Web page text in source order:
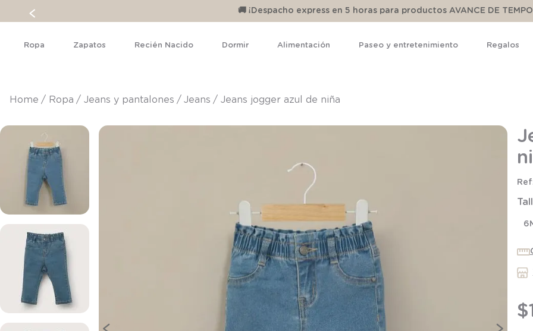
🚚 ¡Despacho express en 5 horas para productos AVANCE DE
Ropa Zapatos Recién Nacido Dormir Alimentación Paseo y entretenimiento Regalos
ropa jeans y pantalones jeans Jeans jogger azul de niña
$
7
8.
9.
10.